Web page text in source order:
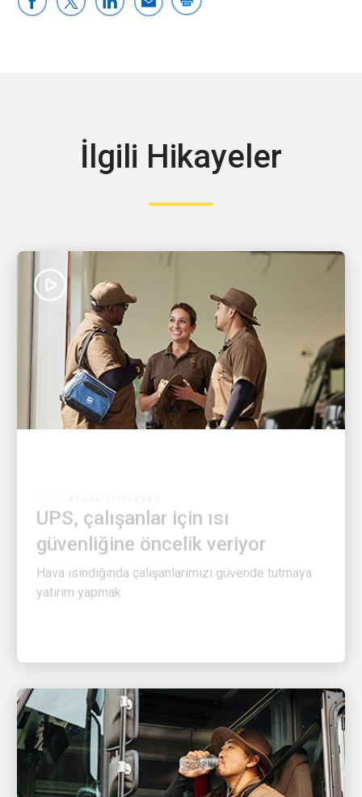
İlgili Hikayeler
güvenliğine öncelik veriyor
Hava ısındığında çalışanlarımızı güvende tutmaya
yatırım yapmak